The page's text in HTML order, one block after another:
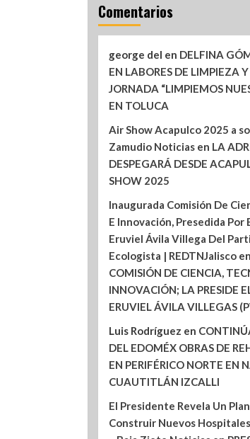
Comentarios
george del en DELFINA
EN LABORES DE LIMPIEZA
JORNADA “LIMPIEMOS
EN TOLUCA
Air Show Acapulco 2025 a
Zamudio Noticiasen LA
DESPEGARÁ DESDE
SHOW 2025
Inaugurada Comisión De
E Innovación, Presedida Por
Eruviel Ávila Villega Del
Ecologista | REDTNJaliscoen
COMISIÓN DE CIENCIA,
INNOVACIÓN; LA PRESIDE
ERUVIEL ÁVILA VILLEGAS
Luis Rodríguez en
DEL EDOMÉX OBRAS DE
EN PERIFÉRICO NORTE EN
CUAUTITLÁN IZCALLI
El Presidente Revela Un
Construir Nuevos